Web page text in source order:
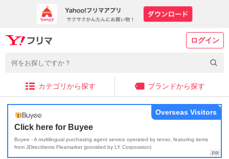
ログイン
カテゴリから探す ブランドから探す
Click here for Buyee
Buyee - A multilingual purchasing agent service operated by tenso, featuring items
from JDirectItems Fleamarket (provided by LY Corporation)
Overseas Visitors